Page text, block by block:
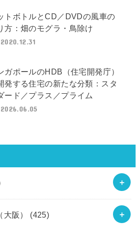
トボトルとCD／DVDの風車の
方：畑のモグラ・鳥除け
2020.12.31
ガポールのHDB（住宅開発庁）
発する住宅の新たな分類：スタ
ード／プラス／プライム
2026.06.05
大阪） (425)